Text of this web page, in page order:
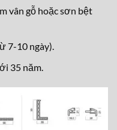
vân gỗ hoặc sơn bệt
7-10 ngày).
35 năm.